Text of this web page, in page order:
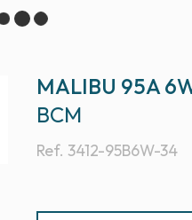
MALIBU 95A
Ref. 3412-95B6W-34
BCM